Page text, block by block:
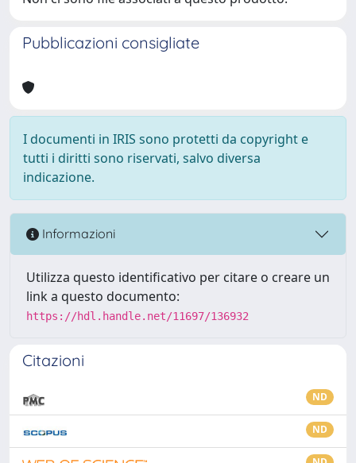
Pubblicazioni consigliate
I documenti in IRIS sono protetti da copyright e
tutti i diritti sono riservati, salvo diversa
indicazione.
Informazioni
Utilizza questo identificativo per citare o creare un
link a questo documento:
https://hdl.handle.net/11697/136932
Citazioni
ND
ND